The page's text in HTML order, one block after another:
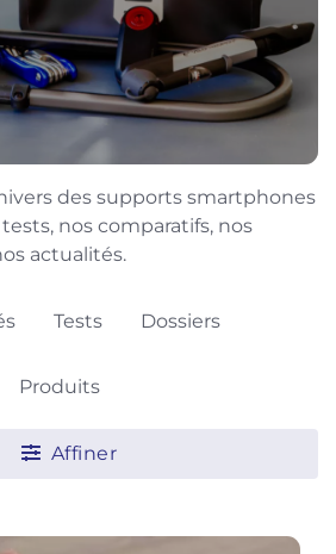
des supports smartphones
nos comparatifs, nos
actualités.
Tests Dossiers
Produits
Affiner